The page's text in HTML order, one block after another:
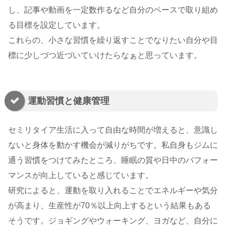
し、記事や動画を一定数作るなど自分のペースで取り組め
る目標を設定しています。
これらの、小さな習慣を繰り返すことでなりたい自分や目
標に少しづつ近づいていけたらなぁと思っています。
運動習慣と健康管理
セミリタイア生活に入って自由な時間が増えると、意識し
ないと身体を動かす機会が減りがちです。私自身もジムに
通う習慣をつけてみたところ、睡眠の質や日中のパフォー
マンスが向上していると感じています。
研究によると、運動を取り入れることでエネルギーや気分
が高まり、生産性が70％以上向上するという結果もある
そうです。ジョギングやウォーキング、ヨガなど、自分に